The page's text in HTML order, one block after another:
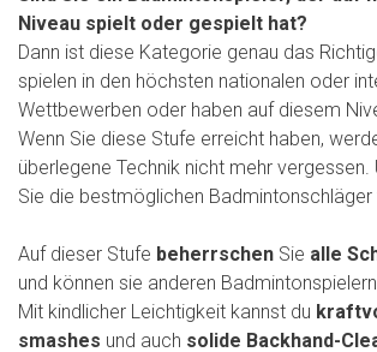
Niveau spielt oder gespielt hat?
Dann ist diese Kategorie genau das
spielen in den höchsten nationalen oder
Wettbewerben oder haben auf diesem
Wenn Sie diese Stufe erreicht haben,
überlegene Technik nicht mehr vergessen.
Sie die bestmöglichen Badmintonschläger
Auf dieser Stufe beherrschen Sie alle
und können sie anderen
Mit kindlicher Leichtigkeit kannst du
smashes und auch solide Backhand-